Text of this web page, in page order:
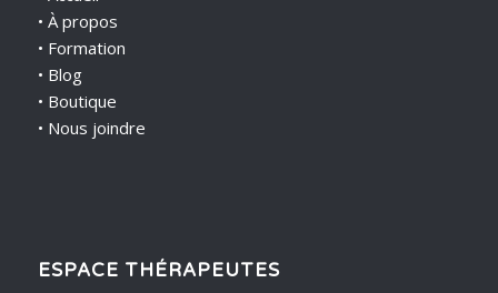
• À propos
• Formation
• Blog
• Boutique
• Nous joindre
ESPACE THÉRAPEUTES